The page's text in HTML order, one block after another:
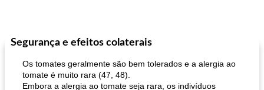
Segurança e efeitos colaterais
Os tomates geralmente são bem tolerados e a alergia ao
tomate é muito rara (47, 48).
Embora a alergia ao tomate seja rara, os indivíduos